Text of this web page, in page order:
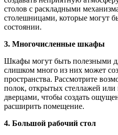
столов с раскладными
столешницами, которые могут
состоянии.
3. Многочисленные шкафы
Шкафы могут быть полезными
слишком много из них может
пространства. Рассмотрите
полок, открытых стеллажей
дверцами, чтобы создать
расширить помещение.
4. Большой рабочий стол